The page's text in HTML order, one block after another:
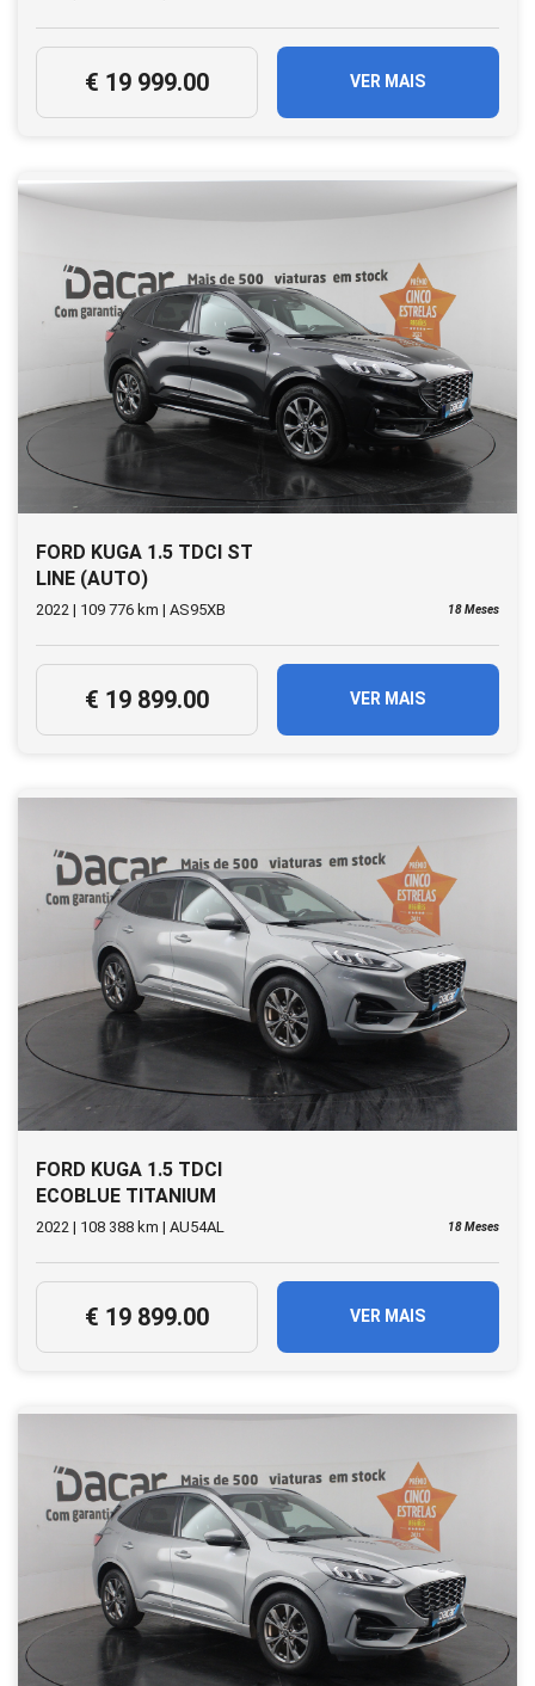
€ 19 999.00 VER MAIS
FORD KUGA 1.5 TDCI ST
LINE (AUTO)
2022 | 109 776 km | AS95XB 18 Meses
€ 19 899.00 VER MAIS
FORD KUGA 1.5 TDCI
ECOBLUE TITANIUM
AUTO
2022 | 108 388 km | AU54AL 18 Meses
€ 19 899.00 VER MAIS